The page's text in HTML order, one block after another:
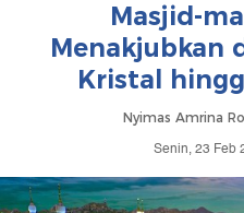
Masjid-
Menakjubkan
Kristal
Nyimas Amrina
Senin, 23 Feb